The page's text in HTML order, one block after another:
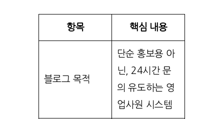
항목 핵심 내용
블로그 목적
단순 홍보용 아
닌, 24시간 문
의 유도하는 영
업사원 시스템